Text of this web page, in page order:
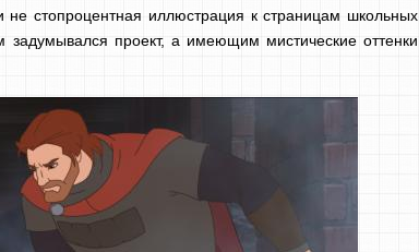
не стопроцентная иллюстрация к страницам школьных
проект, а имеющим мистические оттенки